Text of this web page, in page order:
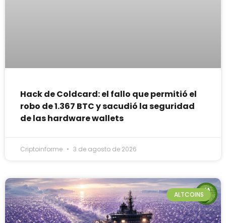
Hack de Coldcard: el fallo que permitió el
robo de 1.367 BTC y sacudió la seguridad
de las hardware wallets
Criptoinforme 3 de agosto de 2026
ALTCOINS